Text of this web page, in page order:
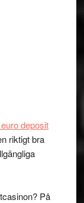
deposit
riktigt bra
På